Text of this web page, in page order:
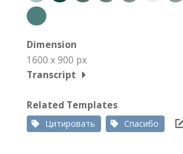
Dimension
1600 x 900 px
Transcript
Related Templates
Цитировать Спасибо